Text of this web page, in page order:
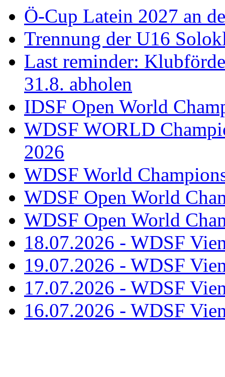
Ö-Cup Latein 2027 an
Trennung der U16
Last reminder:
31.8. abholen
IDSF Open World
WDSF WORLD
2026
WDSF World
WDSF Open World
WDSF Open World
18.07.2026 - WDSF
19.07.2026 - WDSF
17.07.2026 - WDSF
16.07.2026 - WDSF